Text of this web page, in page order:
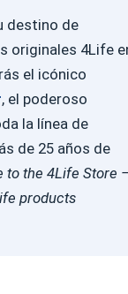
de
originales 4Life
el icónico
, el poderoso
la línea de
de 25 años de
to the 4Life Store
products